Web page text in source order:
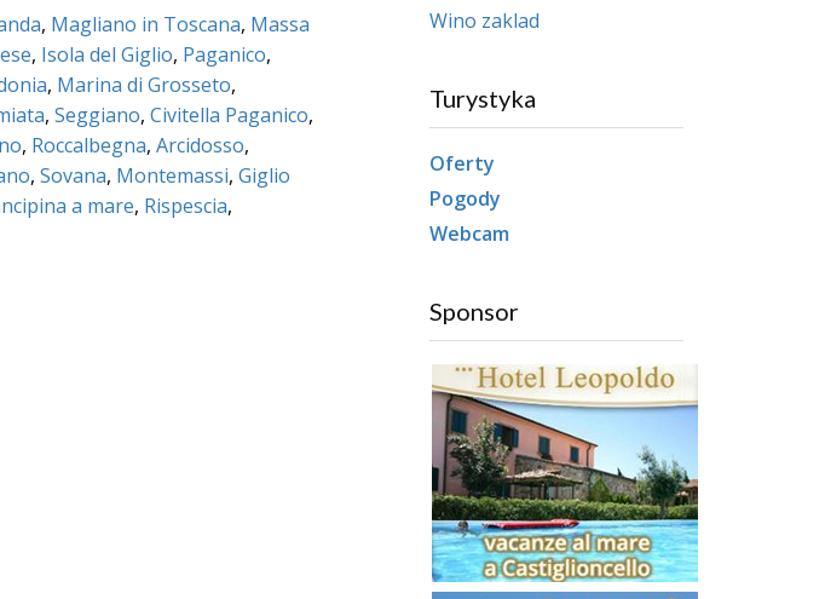
, Magliano in Toscana, Massa
, Isola del Giglio, Paganico,
, Marina di Grosseto,
, Seggiano, Civitella Paganico,
, Roccalbegna, Arcidosso,
, Sovana, Montemassi, Giglio
a mare, Rispescia,
Wino zaklad
Turystyka
Oferty
Pogody
Webcam
Sponsor